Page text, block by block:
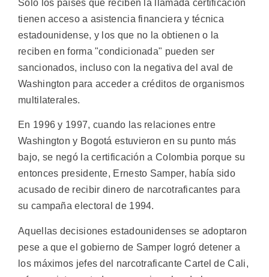
Sólo los países que reciben la llamada certificación
tienen acceso a asistencia financiera y técnica
estadounidense, y los que no la obtienen o la
reciben en forma "condicionada" pueden ser
sancionados, incluso con la negativa del aval de
Washington para acceder a créditos de organismos
multilaterales.
En 1996 y 1997, cuando las relaciones entre
Washington y Bogotá estuvieron en su punto más
bajo, se negó la certificación a Colombia porque su
entonces presidente, Ernesto Samper, había sido
acusado de recibir dinero de narcotraficantes para
su campaña electoral de 1994.
Aquellas decisiones estadounidenses se adoptaron
pese a que el gobierno de Samper logró detener a
los máximos jefes del narcotraficante Cartel de Cali,